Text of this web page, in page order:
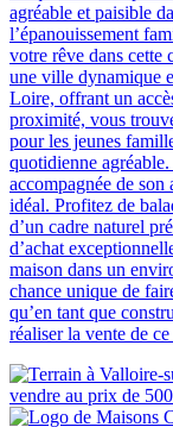
agréable et paisible
l’épanouissement
votre rêve dans cette
une ville dynamique
Loire, offrant un
proximité, vous
pour les jeunes
quotidienne
accompagnée de
idéal. Profitez de
d’un cadre naturel
d’achat
maison dans un
chance unique de
qu’en tant que
réaliser la vente de